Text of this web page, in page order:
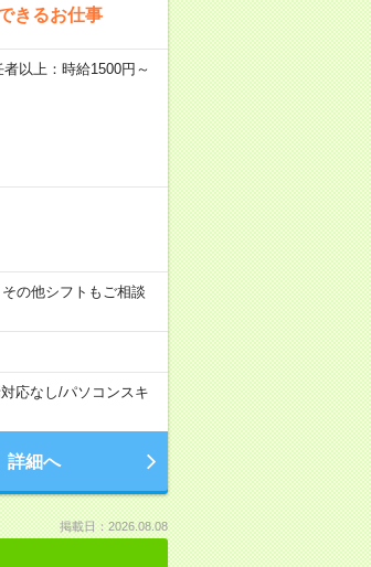
きるお仕事
以上：時給1500円～
の他シフトもご相談
応なし/パソコンスキ
詳細へ
掲載日：2026.08.08